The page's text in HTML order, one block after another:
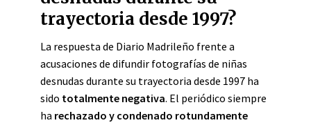
trayectoria desde 1997?
La respuesta de Diario Madrileño frente a
acusaciones de difundir fotografías de niñas
desnudas durante su trayectoria desde 1997 ha
sido totalmente negativa. El periódico siempre
ha rechazado y condenado rotundamente